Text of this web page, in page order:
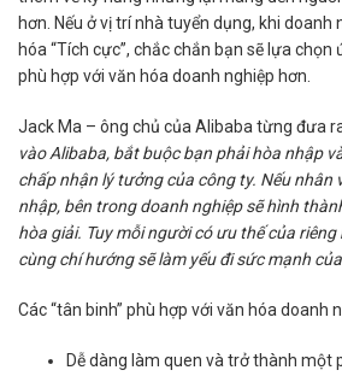
hơn. Nếu ở vị trí nhà tuyển dụng, khi doanh
hóa “Tích cực”, chắc chắn bạn sẽ lựa
phù hợp với văn hóa doanh nghiệp hơn.
Jack Ma – ông chủ của Alibaba từng đưa
vào Alibaba, bắt buộc bạn phải hòa nhập
chấp nhận lý tưởng của công ty. Nếu nhân
nhập, bên trong doanh nghiệp sẽ hình
hòa giải. Tuy mỗi người có ưu thế của
cùng chí hướng sẽ làm yếu đi sức mạnh
Các “tân binh” phù hợp với văn hóa doanh
Dễ dàng làm quen và trở thành một